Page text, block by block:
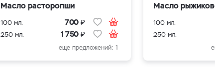
Масло расторопши
100 мл. 700 ₽
250 мл. 1 750 ₽
еще предложений: 1
Масло
100 мл.
250 мл.